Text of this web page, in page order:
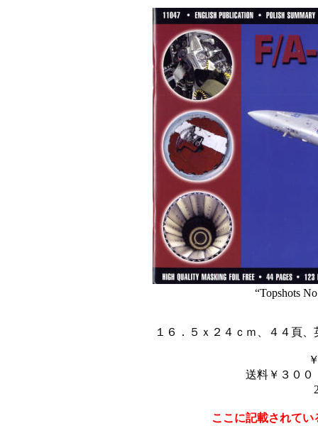
“Topshots
１６．５ｘ２４ｃｍ、４４頁
送料￥３００
ここに記載されて